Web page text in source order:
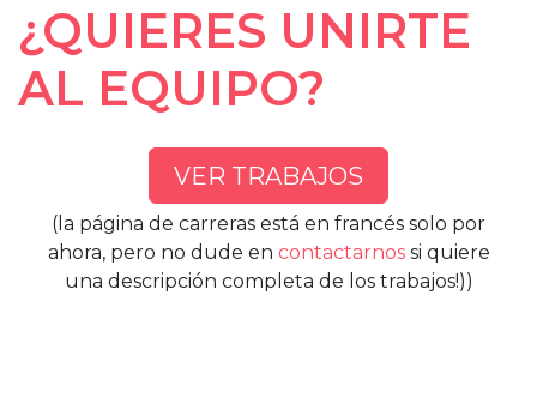
¿QUIERES UNIRTE
AL EQUIPO?
VER TRABAJOS
(la página de carreras está en francés solo por
ahora, pero no dude en contactarnossi quiere
una descripción completa de los trabajos!))